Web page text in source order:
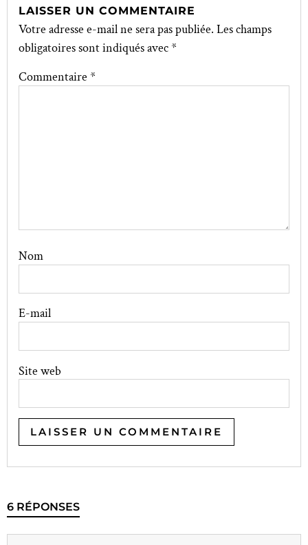
LAISSER UN COMMENTAIRE
Votre adresse e-mail ne sera pas publiée. Les champs
obligatoires sont indiqués avec*
Commentaire *
Nom
E-mail
Site web
6 RÉPONSES